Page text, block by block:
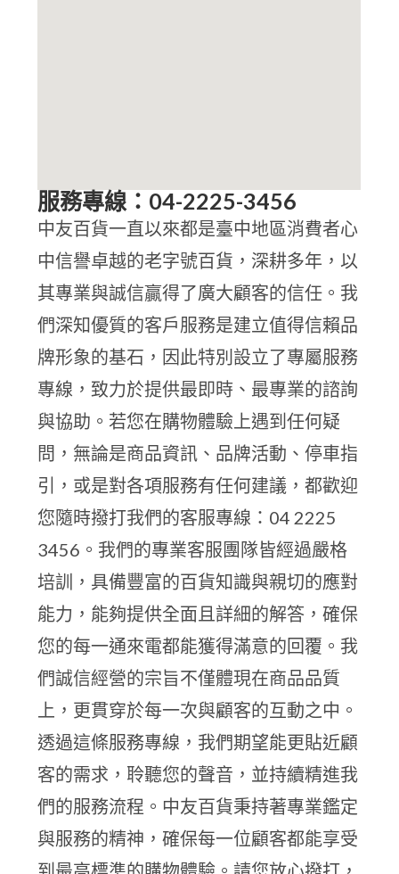
服務專線：04-2225-3456
中友百貨一直以來都是臺中地區消費者心
中信譽卓越的老字號百貨，深耕多年，以
其專業與誠信贏得了廣大顧客的信任。我
們深知優質的客戶服務是建立值得信賴品
牌形象的基石，因此特別設立了專屬服務
專線，致力於提供最即時、最專業的諮詢
與協助。若您在購物體驗上遇到任何疑
問，無論是商品資訊、品牌活動、停車指
引，或是對各項服務有任何建議，都歡迎
您隨時撥打我們的客服專線：04 2225
3456。我們的專業客服團隊皆經過嚴格
培訓，具備豐富的百貨知識與親切的應對
能力，能夠提供全面且詳細的解答，確保
您的每一通來電都能獲得滿意的回覆。我
們誠信經營的宗旨不僅體現在商品品質
上，更貫穿於每一次與顧客的互動之中。
透過這條服務專線，我們期望能更貼近顧
客的需求，聆聽您的聲音，並持續精進我
們的服務流程。中友百貨秉持著專業鑑定
與服務的精神，確保每一位顧客都能享受